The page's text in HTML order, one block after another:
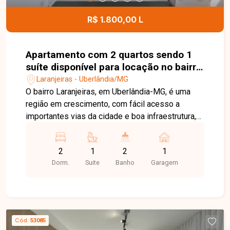
esta excelente oportunidade.
R$ 1.800,00 L
Apartamento com 2 quartos sendo 1
suíte disponível para locação no bairro
Laranjeiras em Uberlândia-MG
Laranjeiras - Uberlândia/MG
O bairro Laranjeiras, em Uberlândia-MG, é uma
região em crescimento, com fácil acesso a
importantes vias da cidade e boa infraestrutura,
Apartamento novo, primeira locação, composto
por sala em 2 ambientes, cozinha com armários
planejados e cooktop, sacada integrada sendo
de garagem. O condomínio dispõe de portaria 24
horas, quadra de beach tennis, piscina adulto e
2
Dorm.
1
Suite
2
Banho
1
Garagem
Cód. 53085